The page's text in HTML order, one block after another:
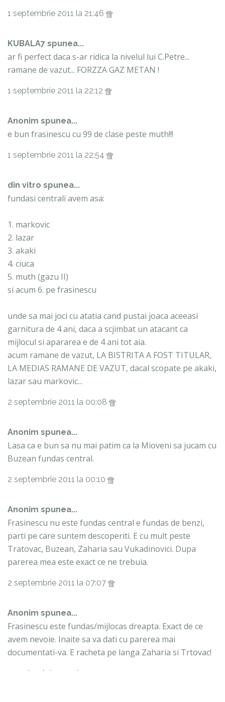
1 septembrie 2011 la 21:46
KUBALA7 spunea...
ar fi perfect daca s-ar ridica la nivelul lui C.Petre...
ramane de vazut... FORZZA GAZ METAN !
1 septembrie 2011 la 22:12
Anonim spunea...
e bun frasinescu cu 99 de clase peste muth!!!
1 septembrie 2011 la 22:54
din vitro spunea...
fundasi centrali avem asa:
1. markovic
2. lazar
3. akaki
4. ciuca
5. muth (gazu II)
si acum 6. pe frasinescu
unde sa mai joci cu atatia cand pustai joaca aceeasi
garnitura de 4 ani, daca a scjimbat un atacant ca
mijlocul si apararea e de 4 ani tot aia.
acum ramane de vazut, LA BISTRITA A FOST TITULAR,
LA MEDIAS RAMANE DE VAZUT, dacal scopate pe akaki,
lazar sau markovic...
2 septembrie 2011 la 00:08
Anonim spunea...
Lasa ca e bun sa nu mai patim ca la Mioveni sa jucam cu
Buzean fundas central.
2 septembrie 2011 la 00:10
Anonim spunea...
Frasinescu nu este fundas central e fundas de benzi,
parti pe care suntem descoperiti. E cu mult peste
Tratovac, Buzean, Zaharia sau Vukadinovici. Dupa
parerea mea este exact ce ne trebuia.
2 septembrie 2011 la 07:07
Anonim spunea...
Frasinescu este fundas/mijlocas dreapta. Exact de ce
avem nevoie. Inaite sa va dati cu parerea mai
documentati-va. E racheta pe langa Zaharia si Trtovac!
2 septembrie 2011 la 10:31